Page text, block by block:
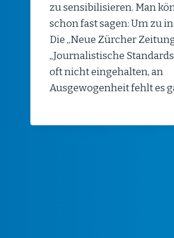
zu sensibilisieren. Man
schon fast sagen: Um zu
Die „Neue Zürcher
„Journalistische
oft nicht eingehalten, an
Ausgewogenheit fehlt es